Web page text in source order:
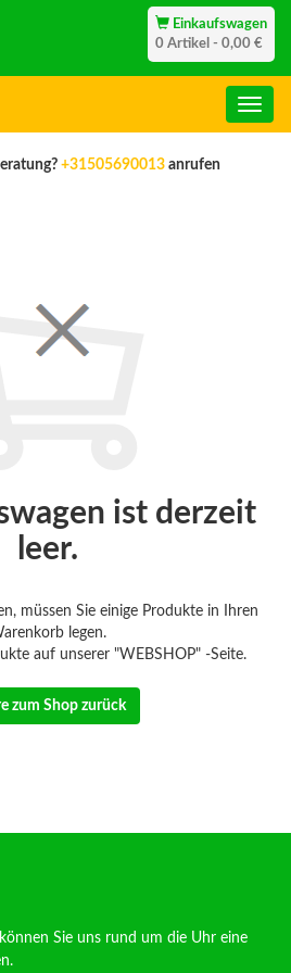
Einkaufswagen
0 Artikel - 0,00 €
+31505690013anrufen
ist derzeit
leer.
müssen Sie einige Produkte in Ihren
legen.
auf unserer "WEBSHOP" -Seite.
zum Shop zurück
Sie uns rund um die Uhr eine